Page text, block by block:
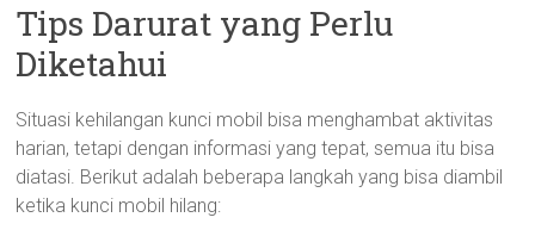
Tips Darurat yang Perlu
Diketahui
Situasi kehilangan kunci mobil bisa menghambat aktivitas
harian, tetapi dengan informasi yang tepat, semua itu bisa
diatasi. Berikut adalah beberapa langkah yang bisa diambil
ketika kunci mobil hilang: